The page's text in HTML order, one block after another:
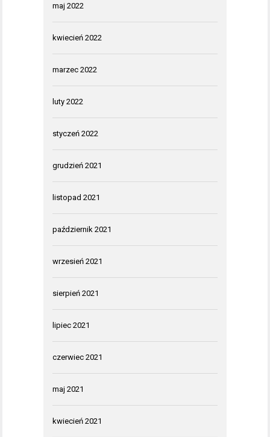
maj 2022
kwiecień 2022
marzec 2022
luty 2022
styczeń 2022
grudzień 2021
listopad 2021
październik 2021
wrzesień 2021
sierpień 2021
lipiec 2021
czerwiec 2021
maj 2021
kwiecień 2021